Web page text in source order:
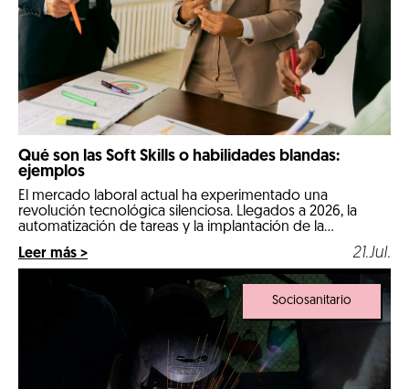
Qué son las Soft Skills o habilidades blandas:
ejemplos
El mercado laboral actual ha experimentado una
revolución tecnológica silenciosa. Llegados a 2026, la
automatización de tareas y la implantación de la
inteligencia artificial en los procesos diarios han cambiado
por completo las reglas de la contratación. Las
comeptencias técnicas e informáticas ya no son el único
factor determinante para conseguir un empleo estable.
Leer más > 21.Jul.
Sociosanitario